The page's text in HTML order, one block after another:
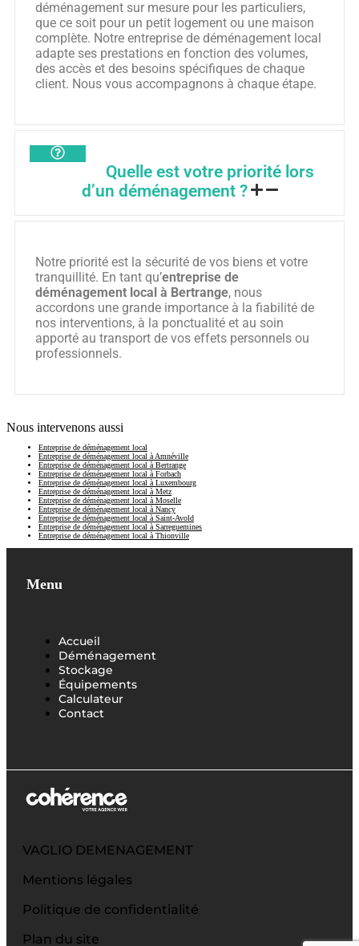
déménagement sur mesure pour les particuliers,
que ce soit pour un petit logement ou une maison
complète. Notre entreprise de déménagement local
adapte ses prestations en fonction des volumes,
des accès et des besoins spécifiques de chaque
client. Nous vous accompagnons à chaque étape.
Quelle est votre priorité lors
d’un déménagement ?
Notre priorité est la sécurité de vos biens et votre
tranquillité. En tant qu’entreprise de
déménagement local à Bertrange, nous
accordons une grande importance à la fiabilité de
nos interventions, à la ponctualité et au soin
apporté au transport de vos effets personnels ou
professionnels.
Nous intervenons aussi
Entreprise de déménagement local
Entreprise de déménagement local à Amnéville
Entreprise de déménagement local à Bertrange
Entreprise de déménagement local à Forbach
Entreprise de déménagement local à Luxembourg
Entreprise de déménagement local à Metz
Entreprise de déménagement local à Moselle
Entreprise de déménagement local à Nancy
Entreprise de déménagement local à Saint-Avold
Entreprise de déménagement local à Sarreguemines
Entreprise de déménagement local à Thionville
Menu
Accueil
Déménagement
Stockage
Équipements
Calculateur
Contact
VAGLIO DEMENAGEMENT
Mentions légales
Politique de confidentialité
Plan du site